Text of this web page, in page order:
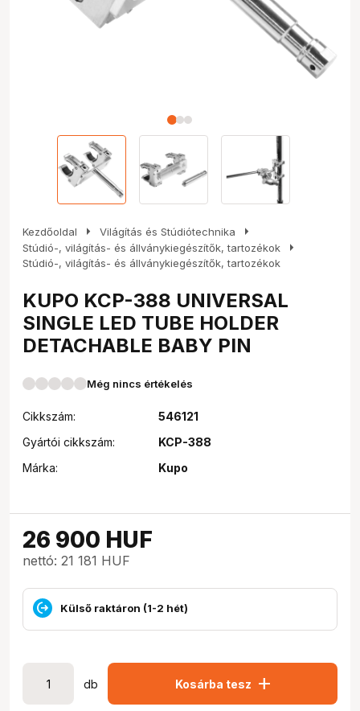
Kezdőoldal arrow_right Világítás és Stúdiótechnika arrow_right
Stúdió-, világítás- és állványkiegészítők, tartozékok arrow_right
Stúdió-, világítás- és állványkiegészítők, tartozékok
KUPO KCP-388 UNIVERSAL
SINGLE LED TUBE HOLDER
DETACHABLE BABY PIN
Még nincs értékelés
Cikkszám:
546121
Gyártói cikkszám:
KCP-388
Márka:
Kupo
26 900 HUF
nettó: 21 181 HUF
Külső raktáron (1-2 hét)
db Kosárba tesz add